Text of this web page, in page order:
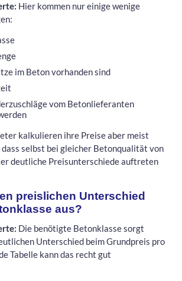
Hier kommen nur einige wenige
im Beton vorhanden sind
vom Betonlieferanten
kalkulieren ihre Preise aber meist
selbst bei gleicher Betonqualität von
deutliche Preisunterschiede auftreten
preislichen Unterschied
aus?
Die benötigte Betonklasse sorgt
Unterschied beim Grundpreis pro
Tabelle kann das recht gut